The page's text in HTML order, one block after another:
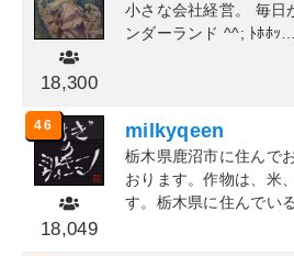
18,300
小さな会社経営。 毎日
ンダーランド ^^; ﾄﾎﾎｯ…
46
18,049
milkyqeen
栃木県鹿沼市に住んで
おります。作物は、米
す。栃木県に住んでい